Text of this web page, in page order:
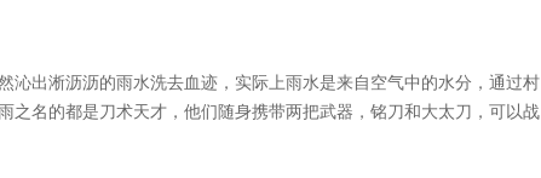
出淅沥沥的雨水洗去血迹，实际上雨水是来自空气中的水分，通过村
之名的都是刀术天才，他们随身携带两把武器，铭刀和大太刀，可以战